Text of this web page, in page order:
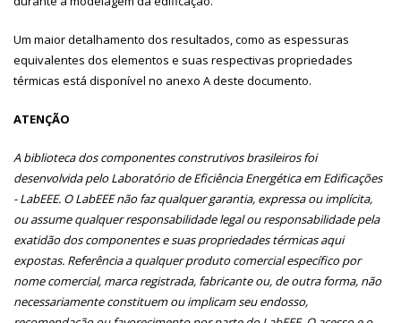
Um maior detalhamento dos resultados, como as espessuras
equivalentes dos elementos e suas respectivas propriedades
térmicas está disponível no anexo A deste documento.
ATENÇÃO
A biblioteca dos componentes construtivos brasileiros foi
desenvolvida pelo Laboratório de Eficiência Energética em Edificações
- LabEEE. O LabEEE não faz qualquer garantia, expressa ou implícita,
ou assume qualquer responsabilidade legal ou responsabilidade pela
exatidão dos componentes e suas propriedades térmicas aqui
expostas. Referência a qualquer produto comercial específico por
nome comercial, marca registrada, fabricante ou, de outra forma, não
necessariamente constituem ou implicam seu endosso,